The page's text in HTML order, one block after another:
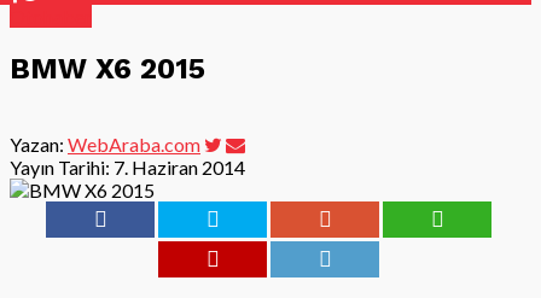
BMW X6 2015
Yazan: WebAraba.com
Yayın Tarihi: 7. Haziran 2014